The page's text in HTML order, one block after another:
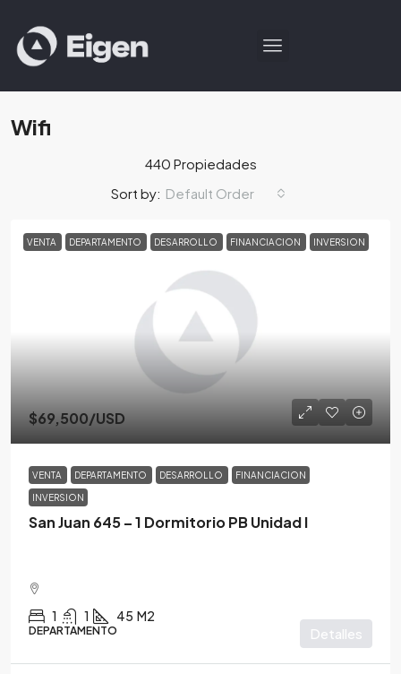
Wifi
440 Propiedades
Sort by: Default Order
VENTA DEPARTAMENTO DESARROLLO FINANCIACION INVERSION
$69,500/USD
VENTA DEPARTAMENTO DESARROLLO FINANCIACION
INVERSION
San Juan 645 – 1 Dormitorio PB Unidad I
1 1 45 M2
DEPARTAMENTO Detalles